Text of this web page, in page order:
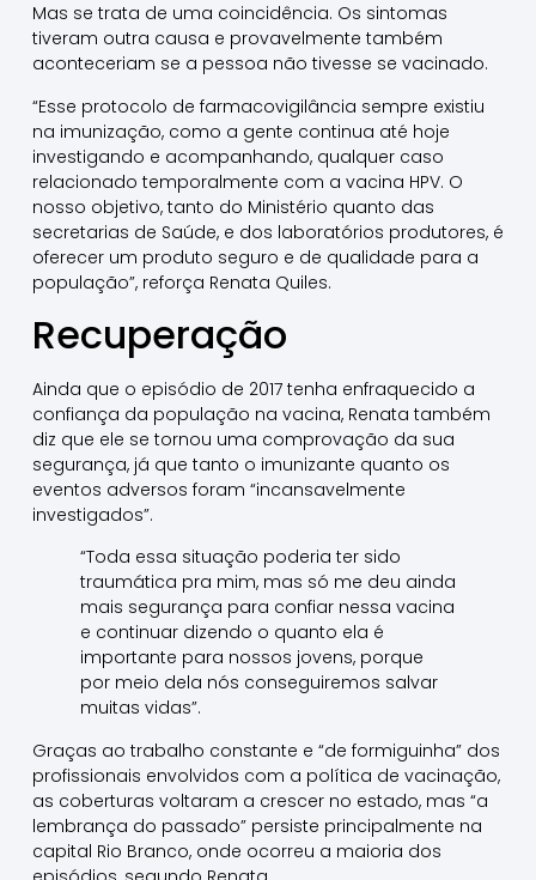
Mas se trata de uma coincidência. Os sintomas
tiveram outra causa e provavelmente também
aconteceriam se a pessoa não tivesse se vacinado.
“Esse protocolo de farmacovigilância sempre existiu
na imunização, como a gente continua até hoje
investigando e acompanhando, qualquer caso
relacionado temporalmente com a vacina HPV. O
nosso objetivo, tanto do Ministério quanto das
secretarias de Saúde, e dos laboratórios produtores, é
oferecer um produto seguro e de qualidade para a
população”, reforça Renata Quiles.
Recuperação
Ainda que o episódio de 2017 tenha enfraquecido a
confiança da população na vacina, Renata também
diz que ele se tornou uma comprovação da sua
segurança, já que tanto o imunizante quanto os
eventos adversos foram “incansavelmente
investigados”.
“Toda essa situação poderia ter sido
traumática pra mim, mas só me deu ainda
mais segurança para confiar nessa vacina
e continuar dizendo o quanto ela é
importante para nossos jovens, porque
por meio dela nós conseguiremos salvar
muitas vidas”.
Graças ao trabalho constante e “de formiguinha” dos
profissionais envolvidos com a política de vacinação,
as coberturas voltaram a crescer no estado, mas “a
lembrança do passado” persiste principalmente na
capital Rio Branco, onde ocorreu a maioria dos